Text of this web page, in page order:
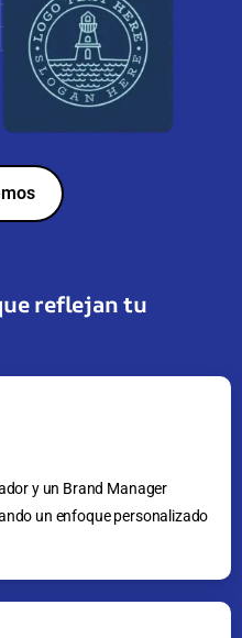
reflejan tu
y un Brand Manager
un enfoque personalizado